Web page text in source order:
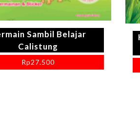
Sambil Belajar
Calistung
Rp27.500